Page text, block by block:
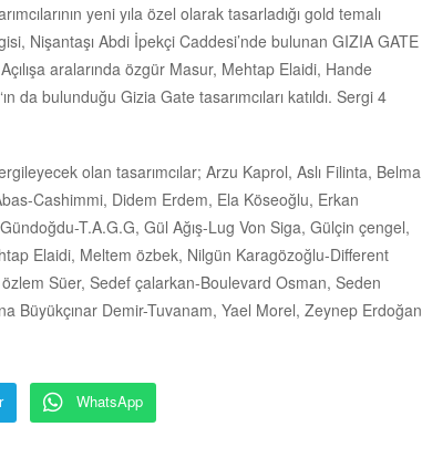
yeni yıla özel olarak tasarladığı gold temalı
Nişantaşı Abdi İpekçi Caddesi’nde bulunan GIZIA GATE
aralarında özgür Masur, Mehtap Elaidi, Hande
da bulunduğu Gizia Gate tasarımcıları katıldı. Sergi 4
olan tasarımcılar; Arzu Kaprol, Aslı Filinta, Belma
Cashimmi, Didem Erdem, Ela Köseoğlu, Erkan
T.A.G.G, Gül Ağış-Lug Von Siga, Gülçin çengel,
Elaidi, Meltem özbek, Nilgün Karagözoğlu-Different
Süer, Sedef çalarkan-Boulevard Osman, Seden
Büyükçınar Demir-Tuvanam, Yael Morel, Zeynep Erdoğan
WhatsApp